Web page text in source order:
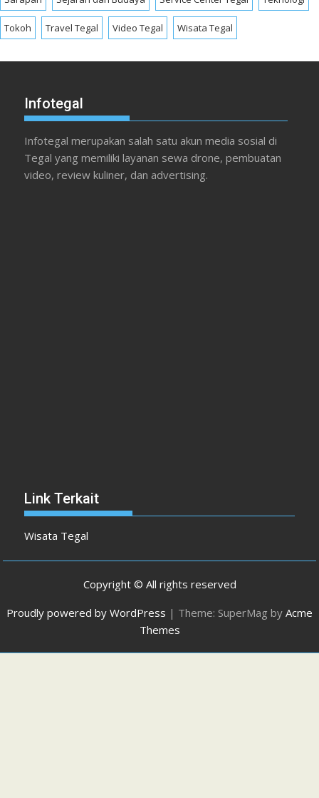
Tokoh Travel Tegal Video Tegal Wisata Tegal
Infotegal
Infotegal merupakan salah satu akun media sosial di
Tegal yang memiliki layanan sewa drone, pembuatan
video, review kuliner, dan advertising.
Link Terkait
Wisata Tegal
Copyright © All rights reserved
Proudly powered by WordPress | Theme: SuperMag by Acme
Themes